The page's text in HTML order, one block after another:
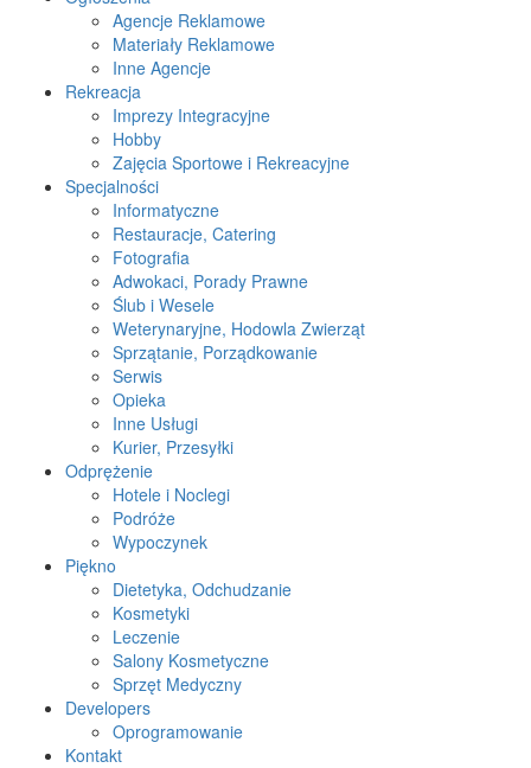
Agencje Reklamowe
Materiały Reklamowe
Inne Agencje
Rekreacja
Imprezy Integracyjne
Hobby
Zajęcia Sportowe i Rekreacyjne
Specjalności
Informatyczne
Restauracje, Catering
Fotografia
Adwokaci, Porady Prawne
Ślub i Wesele
Weterynaryjne, Hodowla Zwierząt
Sprzątanie, Porządkowanie
Serwis
Opieka
Inne Usługi
Kurier, Przesyłki
Odprężenie
Hotele i Noclegi
Podróże
Wypoczynek
Piękno
Dietetyka, Odchudzanie
Kosmetyki
Leczenie
Salony Kosmetyczne
Sprzęt Medyczny
Developers
Oprogramowanie
Kontakt